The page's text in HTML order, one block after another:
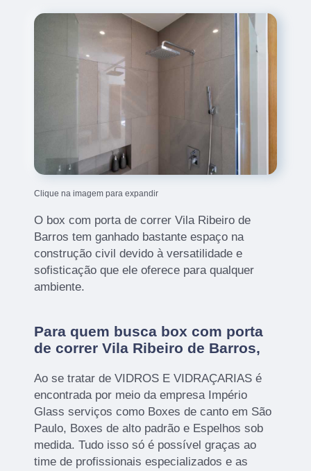
Clique na imagem para expandir
O box com porta de correr Vila Ribeiro de
Barros tem ganhado bastante espaço na
construção civil devido à versatilidade e
sofisticação que ele oferece para qualquer
ambiente.
Para quem busca box com porta
de correr Vila Ribeiro de Barros,
Ao se tratar de VIDROS E VIDRAÇARIAS é
encontrada por meio da empresa Império
Glass serviços como Boxes de canto em São
Paulo, Boxes de alto padrão e Espelhos sob
medida. Tudo isso só é possível graças ao
time de profissionais especializados e as